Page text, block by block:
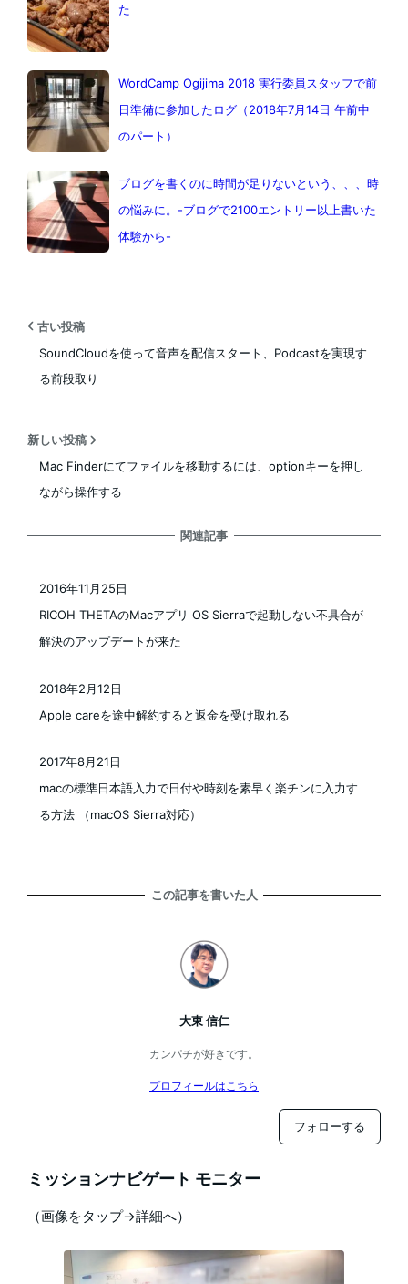
た
WordCamp Ogijima 2018 実行委員スタッフで前
日準備に参加したログ（2018年7月14日 午前中
のパート）
ブログを書くのに時間が足りないという、、、時
の悩みに。-ブログで2100エントリー以上書いた
体験から-
古い投稿
SoundCloudを使って音声を配信スタート、Podcastを実現す
る前段取り
新しい投稿
Mac Finderにてファイルを移動するには、optionキーを押し
ながら操作する
関連記事
RICOH THETAのMacアプリ OS Sierraで起動しない不具合が
解決のアップデートが来た
2016年11月25日
Apple careを途中解約すると返金を受け取れる
投稿日
2018年2月12日
macの標準日本語入力で日付や時刻を素早く楽チンに入力す
る方法 （macOS Sierra対応）
2017年8月21日
この記事を書いた人
大東 信仁
カンパチが好きです。
プロフィールはこちら
フォローする
ミッションナビゲート モニター
（画像をタップ→詳細へ）